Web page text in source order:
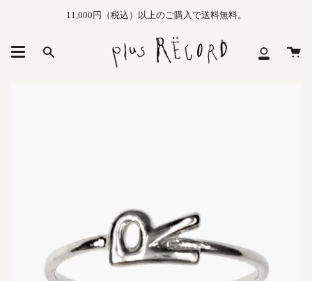
11,000円（税込）以上のご購入で送料無料。
Search
マ
カ